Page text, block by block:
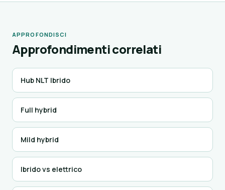
APPROFONDISCI
Approfondimenti correlati
Hub NLT Ibrido
Full hybrid
Mild hybrid
Ibrido vs elettrico